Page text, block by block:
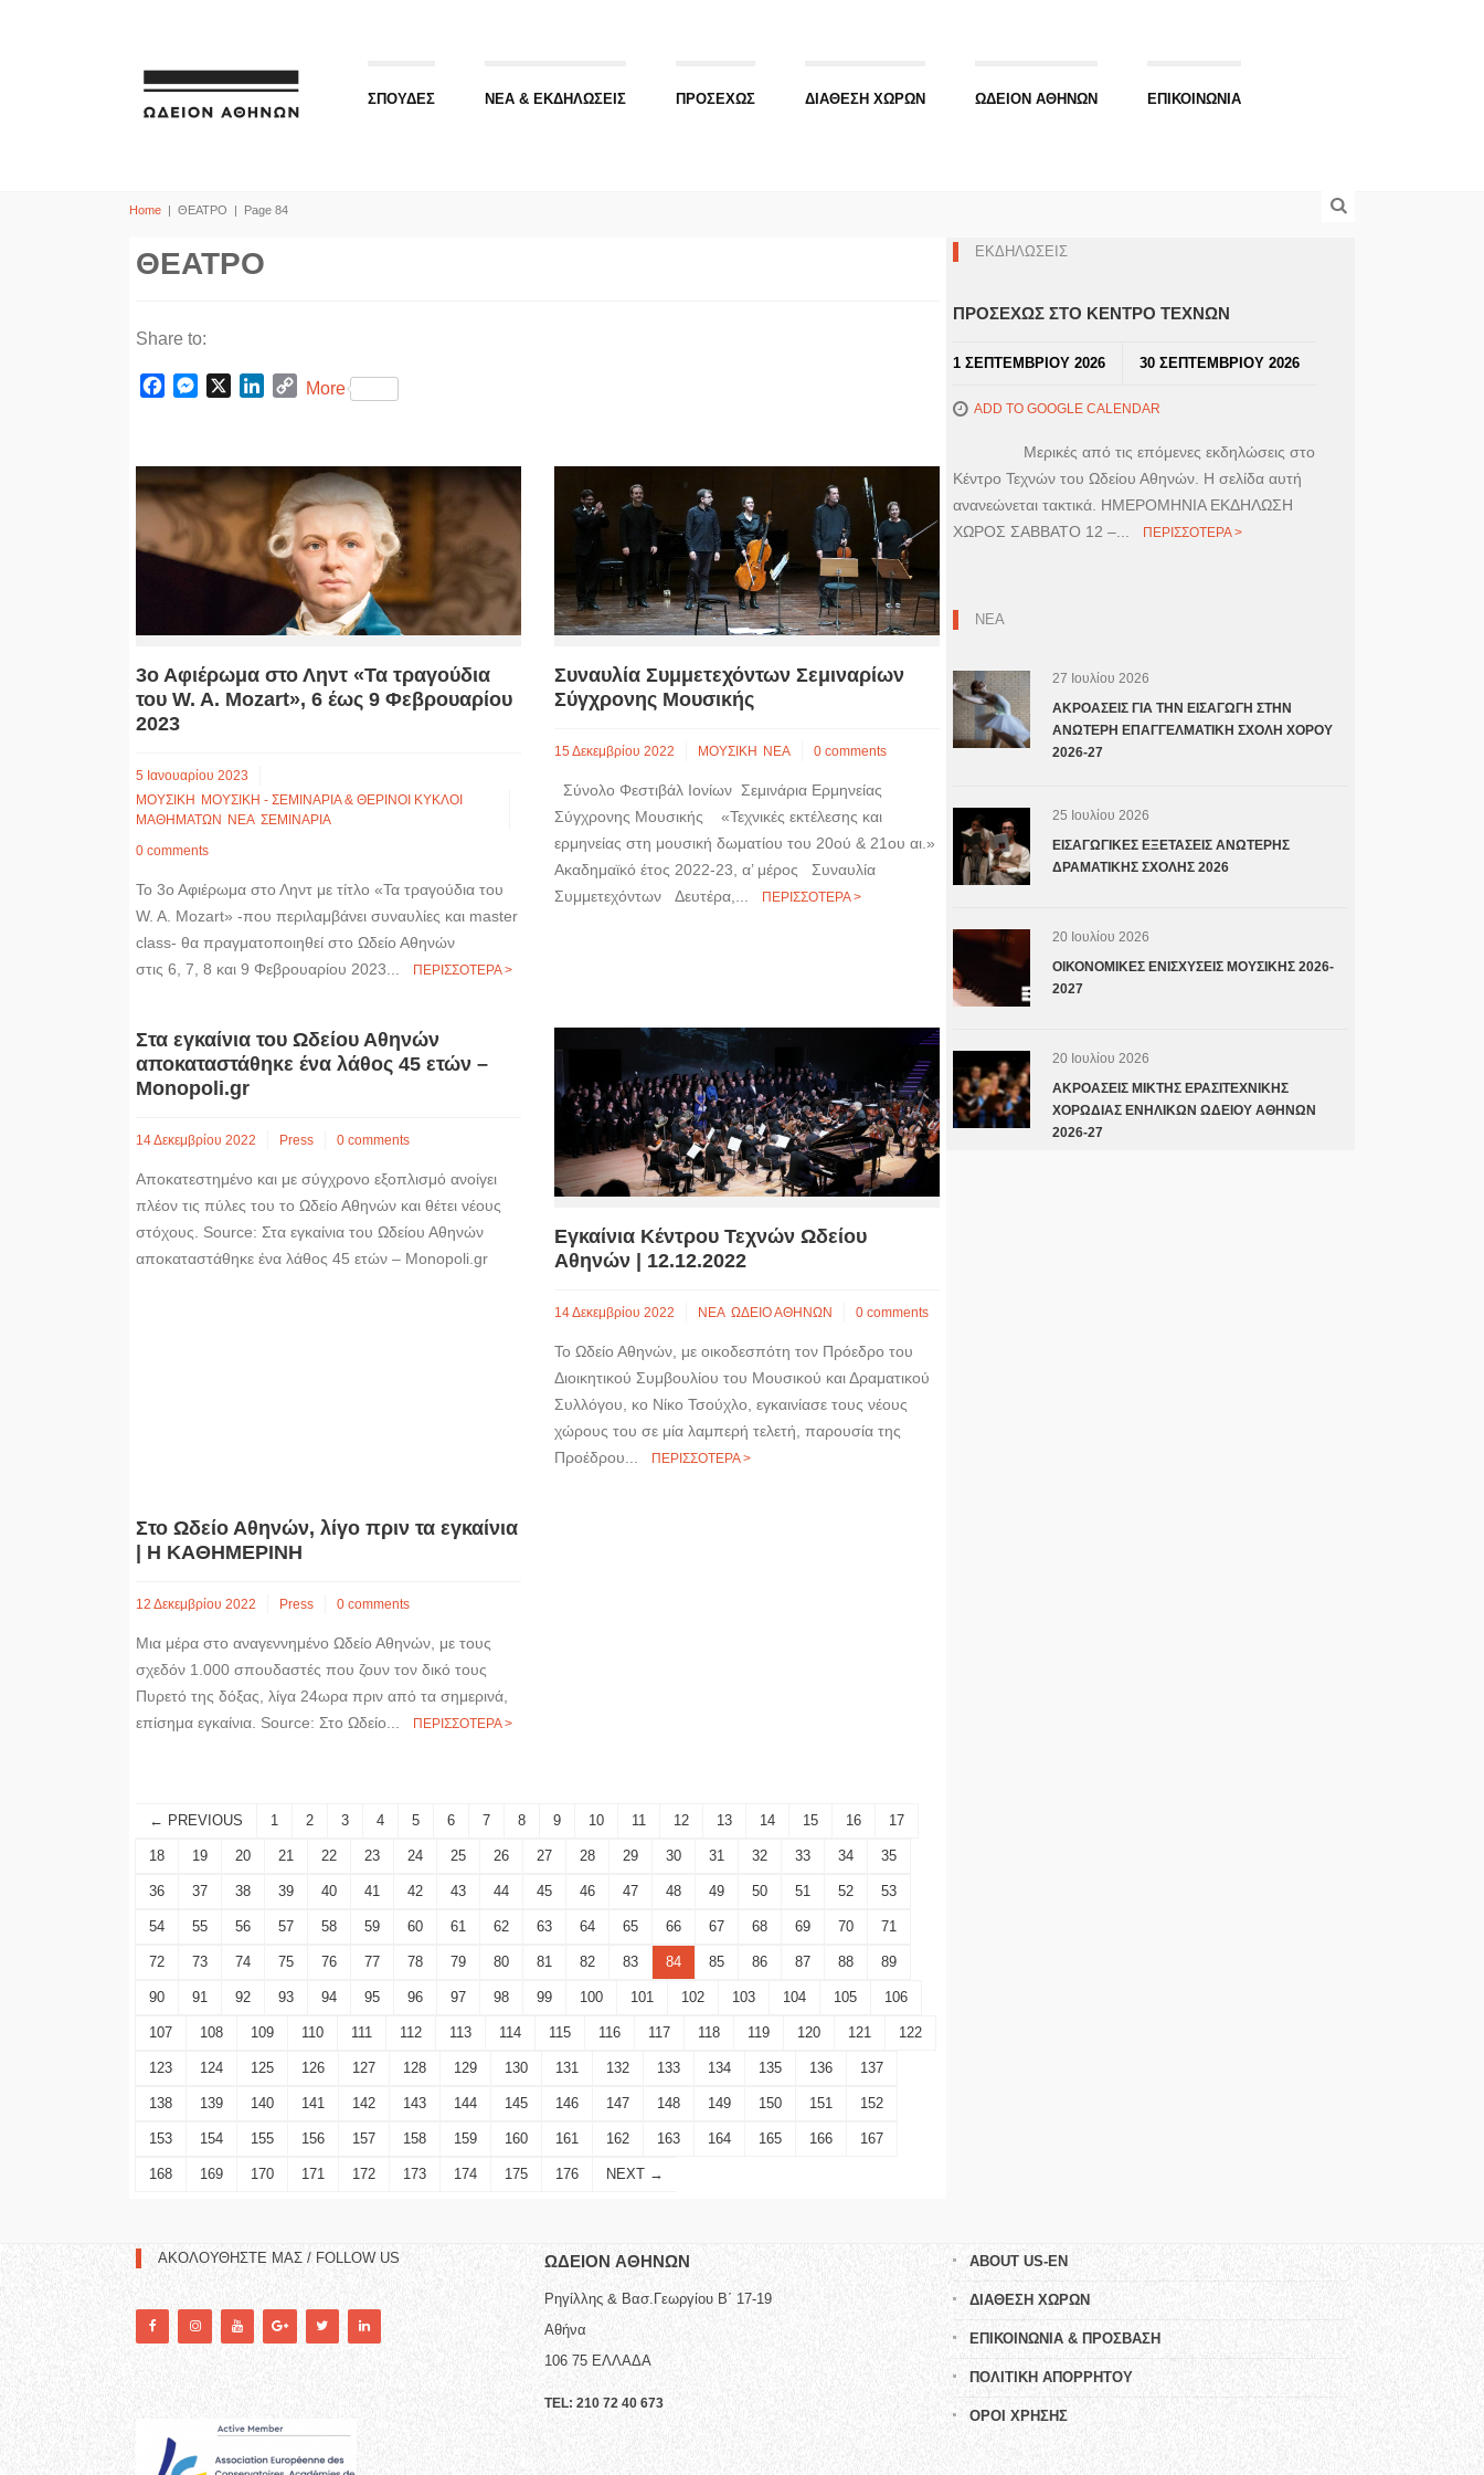
ΣΠΟΥΔΕΣ ΝΕΑ & ΕΚΔΗΛΩΣΕΙΣ ΠΡΟΣΕΧΩΣ ΔΙΑΘΕΣΗ ΧΩΡΩΝ ΩΔΕΙΟΝ ΑΘΗΝΩΝ ΕΠΙΚΟΙΝΩΝΙΑ
Home | ΘΕΑΤΡΟ | Page 84
ΘΕΑΤΡΟ
Share to:
b
o
k
M
g
e
e
I
n
C
L
i
n
k
More
3ο Αφιέρωμα στο Ληντ «Τα τραγούδια
του W. A. Mozart», 6 έως 9 Φεβρουαρίου
2023
5 Ιανουαρίου 2023
ΜΟΥΣΙΚΗ ΜΟΥΣΙΚΗ - ΣΕΜΙΝΑΡΙΑ & ΘΕΡΙΝΟΙ ΚΥΚΛΟΙ
ΜΑΘΗΜΑΤΩΝ ΝΕΑ ΣΕΜΙΝΑΡΙΑ
0 comments
Το 3ο Αφιέρωμα στο Ληντ με τίτλο «Τα τραγούδια του
W. A. Mozart» -που περιλαμβάνει συναυλίες και master
class- θα πραγματοποιηθεί στο Ωδείο Αθηνών
στις 6, 7, 8 και 9 Φεβρουαρίου 2023...
ΠΕΡΙΣΣΟΤΕΡΑ >
Συναυλία Συμμετεχόντων Σεμιναρίων
Σύγχρονης Μουσικής
15 Δεκεμβρίου 2022 ΜΟΥΣΙΚΗ ΝΕΑ 0 comments
Σύνολο Φεστιβάλ Ιονίων Σεμινάρια Ερμηνείας
Σύγχρονης Μουσικής «Τεχνικές εκτέλεσης και
ερμηνείας στη μουσική δωματίου του 20ού & 21ου αι.»
Ακαδημαϊκό έτος 2022-23, α’ μέρος Συναυλία
Συμμετεχόντων Δευτέρα,...
ΠΕΡΙΣΣΟΤΕΡΑ >
Στα εγκαίνια του Ωδείου Αθηνών
αποκαταστάθηκε ένα λάθος 45 ετών –
Monopoli.gr
14 Δεκεμβρίου 2022 Press 0 comments
Αποκατεστημένο και με σύγχρονο εξοπλισμό ανοίγει
πλέον τις πύλες του το Ωδείο Αθηνών και θέτει νέους
στόχους. Source: Στα εγκαίνια του Ωδείου Αθηνών
αποκαταστάθηκε ένα λάθος 45 ετών – Monopoli.gr
Εγκαίνια Κέντρου Τεχνών Ωδείου
Αθηνών | 12.12.2022
14 Δεκεμβρίου 2022 ΝΕΑ ΩΔΕΙΟ ΑΘΗΝΩΝ 0 comments
Το Ωδείο Αθηνών, με οικοδεσπότη τον Πρόεδρο του
Διοικητικού Συμβουλίου του Μουσικού και Δραματικού
Συλλόγου, κο Νίκο Τσούχλο, εγκαινίασε τους νέους
χώρους του σε μία λαμπερή τελετή, παρουσία της
Προέδρου...
ΠΕΡΙΣΣΟΤΕΡΑ >
Στο Ωδείο Αθηνών, λίγο πριν τα εγκαίνια
| Η ΚΑΘΗΜΕΡΙΝΗ
12 Δεκεμβρίου 2022 Press 0 comments
Μια μέρα στο αναγεννημένο Ωδείο Αθηνών, με τους
σχεδόν 1.000 σπουδαστές που ζουν τον δικό τους
Πυρετό της δόξας, λίγα 24ωρα πριν από τα σημερινά,
επίσημα εγκαίνια. Source: Στο Ωδείο...
ΠΕΡΙΣΣΟΤΕΡΑ >
← PREVIOUS 1 2 3 4 5 6 7 8 9 10 11 12 13 14 15 16 17
18 19 20 21 22 23 24 25 26 27 28 29 30 31 32 33 34 35
36 37 38 39 40 41 42 43 44 45 46 47 48 49 50 51 52 53
54 55 56 57 58 59 60 61 62 63 64 65 66 67 68 69 70 71
72 73 74 75 76 77 78 79 80 81 82 83 84 85 86 87 88 89
90 91 92 93 94 95 96 97 98 99 100 101 102 103 104 105 106
107 108 109 110 111 112 113 114 115 116 117 118 119 120 121 122
123 124 125 126 127 128 129 130 131 132 133 134 135 136 137
138 139 140 141 142 143 144 145 146 147 148 149 150 151 152
153 154 155 156 157 158 159 160 161 162 163 164 165 166 167
168 169 170 171 172 173 174 175 176 NEXT →
ΕΚΔΗΛΩΣΕΙΣ
ΠΡΟΣΕΧΩΣ ΣΤΟ ΚΕΝΤΡΟ ΤΕΧΝΩΝ
1 ΣΕΠΤΕΜΒΡΙΟΥ 2026 30 ΣΕΠΤΕΜΒΡΙΟΥ 2026
ADD TO GOOGLE CALENDAR
Μερικές από τις επόμενες εκδηλώσεις στο
Κέντρο Τεχνών του Ωδείου Αθηνών. Η σελίδα αυτή
ανανεώνεται τακτικά. ΗΜΕΡΟΜΗΝΙΑ ΕΚΔΗΛΩΣΗ
ΧΩΡΟΣ ΣΑΒΒΑΤΟ 12 –...
ΠΕΡΙΣΣΟΤΕΡΑ >
ΝΕΑ
27 Ιουλίου 2026
ΑΚΡΟΑΣΕΙΣ ΓΙΑ ΤΗΝ ΕΙΣΑΓΩΓΗ ΣΤΗΝ
ΑΝΩΤΕΡΗ ΕΠΑΓΓΕΛΜΑΤΙΚΗ ΣΧΟΛΗ ΧΟΡΟΥ
2026-27
25 Ιουλίου 2026
ΕΙΣΑΓΩΓΙΚΕΣ ΕΞΕΤΑΣΕΙΣ ΑΝΩΤΕΡΗΣ
ΔΡΑΜΑΤΙΚΗΣ ΣΧΟΛΗΣ 2026
20 Ιουλίου 2026
ΟΙΚΟΝΟΜΙΚΕΣ ΕΝΙΣΧΥΣΕΙΣ ΜΟΥΣΙΚΗΣ 2026-
2027
20 Ιουλίου 2026
ΑΚΡΟΑΣΕΙΣ ΜΙΚΤΗΣ ΕΡΑΣΙΤΕΧΝΙΚΗΣ
ΧΟΡΩΔΙΑΣ ΕΝΗΛΙΚΩΝ ΩΔΕΙΟΥ ΑΘΗΝΩΝ
2026-27
ΑΚΟΛΟΥΘΗΣΤΕ ΜΑΣ / FOLLOW US ΩΔΕΙΟN ΑΘΗΝΩΝ
Ρηγίλλης & Βασ.Γεωργίου Β΄ 17-19
Αθήνα
106 75 ΕΛΛΑΔΑ
TEL: 210 72 40 673
ABOUT US-EN
ΔΙΑΘΕΣΗ ΧΩΡΩΝ
ΕΠΙΚΟΙΝΩΝΙΑ & ΠΡΟΣΒΑΣΗ
ΠΟΛΙΤΙΚΗ ΑΠΟΡΡΗΤΟΥ
ΟΡΟΙ ΧΡΗΣΗΣ